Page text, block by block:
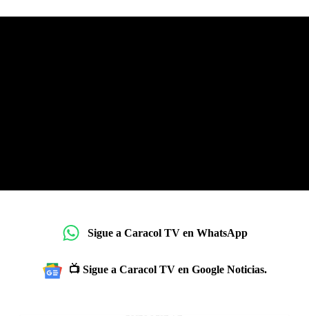
Sigue a Caracol TV en WhatsApp
📺 Sigue a Caracol TV en Google Noticias.